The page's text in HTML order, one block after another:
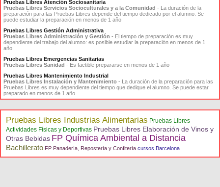
Pruebas Libres Atención Sociosanitaria
Pruebas Libres Servicios Socioculturales y a la Comunidad - La duración de la
preparación para las Pruebas Libres depende del tiempo dedicado por el alumno. Se
puede estudiar la preparación en menos de 1 año
Pruebas Libres Gestión Administrativa
Pruebas Libres Administración y Gestión - El tiempo de preparación es muy
dependiente del trabajo del alumno: es posible estudiar la preparación en menos de 1
año
Pruebas Libres Emergencias Sanitarias
Pruebas Libres Sanidad - Es factible prepararse en menos de 1 año
Pruebas Libres Mantenimiento Industrial
Pruebas Libres Instalación y Mantenimiento - La duración de la preparación para las
Pruebas Libres es muy dependiente del tiempo que dedique el alumno. Se puede estar
preparado en menos de 1 año
Pruebas Libres Industrias Alimentarias Pruebas Libres
Actividades Físicas y Deportivas Pruebas Libres Elaboración de Vinos y
Otras Bebidas FP Química Ambiental a Distancia
Bachillerato FP Panadería, Repostería y Confitería cursos Barcelona